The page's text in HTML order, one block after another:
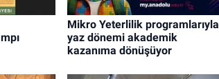
Mikro Yeterlilik programlarıyla
yaz dönemi akademik
kazanıma dönüşüyor